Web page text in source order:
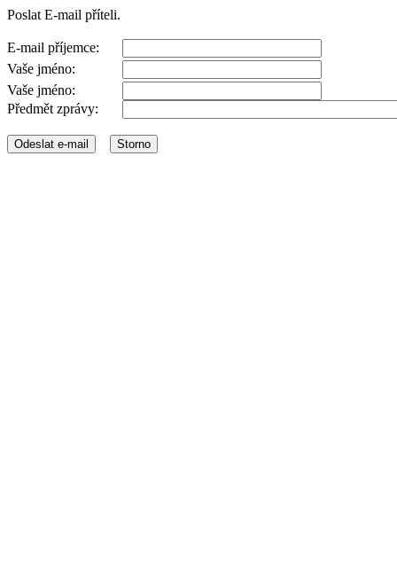
Poslat E-mail příteli.
E-mail příjemce:
Vaše jméno:
Vaše jméno:
Předmět zprávy: